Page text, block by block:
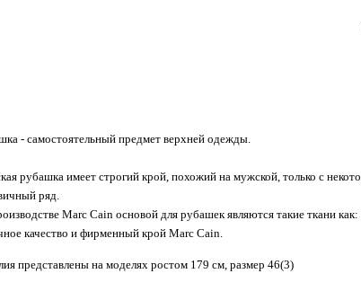
- самостоятельный предмет верхней одежды.
рубашка имеет строгий крой, похожий на мужской, только с
ряд.
Marc Cain основой для рубашек являются такие ткани
качество и фирменный крой Marc Cain.
представлены на моделях ростом 179 см, размер 46(3)